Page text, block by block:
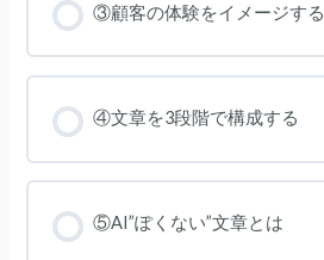
③顧客の体験をイメージする
④文章を3段階で構成する
⑤AI”ぽくない”文章とは